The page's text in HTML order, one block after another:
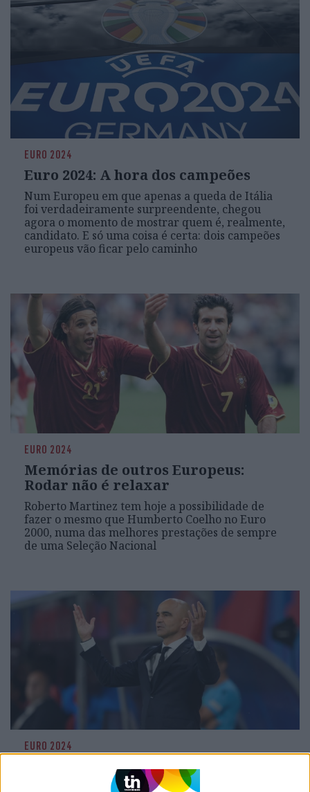
EURO 2024
Euro 2024: A hora dos campeões
Num Europeu em que apenas a queda de Itália
foi verdadeiramente surpreendente, chegou
agora o momento de mostrar quem é, realmente,
candidato. E só uma coisa é certa: dois campeões
europeus vão ficar pelo caminho
EURO 2024
Memórias de outros Europeus:
Rodar não é relaxar
Roberto Martinez tem hoje a possibilidade de
fazer o mesmo que Humberto Coelho no Euro
2000, numa das melhores prestações de sempre
de uma Seleção Nacional
EURO 2024
Jogar para ganhar, sem invenções
nem vacas sagradas